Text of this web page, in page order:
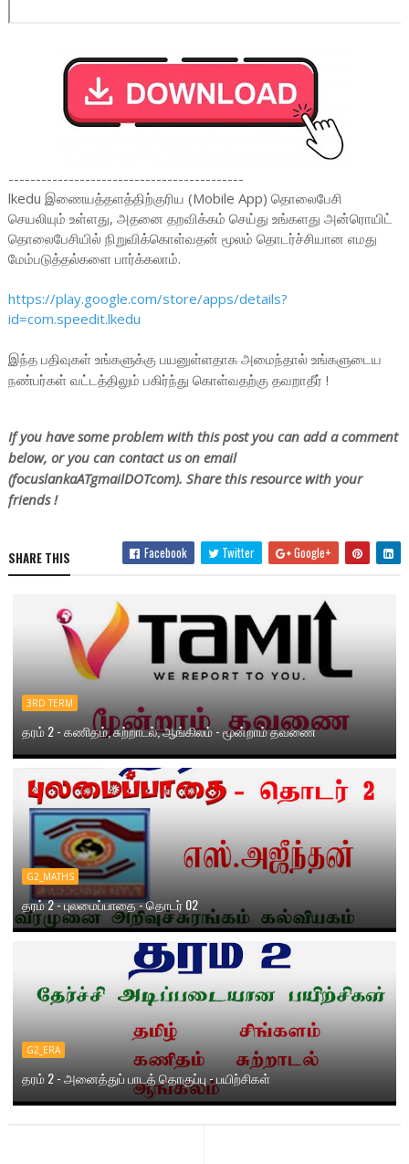
-------------------------------------------
lkedu இணையத்தளத்திற்குரிய (Mobile App) தொலைபேசி
செயலியும் உள்ளது, அதனை தறவிக்கம் செய்து உங்களது அன்ரொயிட்
தொலைபேசியில் நிறுவிக்கொள்வதன் மூலம் தொடர்ச்சியான எமது
மேம்படுத்தல்களை பார்க்கலாம்.
https://play.google.com/store/apps/details?
id=com.speedit.lkedu
இந்த பதிவுகள் உங்களுக்கு பயனுள்ளதாக அமைந்தால் உங்களுடைய
நண்பர்கள் வட்டத்திலும் பகிர்ந்து கொள்வதற்கு தவறாதீர் !
If you have some problem with this post you can add a comment
below, or you can contact us on email
(focuslankaATgmailDOTcom). Share this resource with your
friends !
SHARE THIS Facebook Twitter Google+
3RD TERM
தரம் 2 - கணிதம், சுற்றாடல், ஆங்கிலம் - மூன்றாம் தவணை
G2_MATHS
தரம் 2 - புலமைப்பாதை - தொடர் 02
G2_ERA
தரம் 2 - அனைத்துப் பாடத் தொகுப்பு - பயிற்சிகள்